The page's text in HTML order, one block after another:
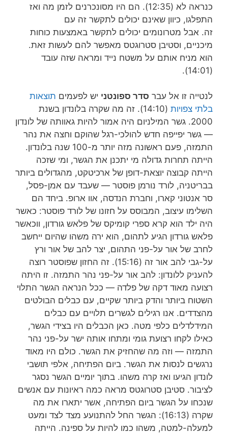
כנראה לא (12:35).
הם היו מסונכרנים לזמן מה ואז
התפלגו, כיוון שאינם יכולים לתקשר זה עם
זה. אבל מטרונומים יכולים לתקשר באמצעות כוחות
מיכניים, וסטיבן סטרוגטס מאפשר להם לעשות זאת.
הוא מניח אותם על משטח נייד ומראה שזה עובד
(14:01).
לנטייה זו אל עבר סדר ספונטני יש לפעמים תוצאות
בלתי צפויות (14:10). זה
מה שקרה בלונדון בשנת
2000. גשר המילניום היה אמור להיות גאוותה של לונדון
— גשר יפייפה חדש להולכי-רגל שהוקם וחצה את נהר
התמזה, פעם ראשונה מזה יותר מ-100 שנה בלונדון.
הייתה תחרות גדולה מי יתכנן את הגשר, ומי שזכה
הייתה קבוצה יוצאת-דופן של ארכיטקט, מהגדולים ביותר
בבריטניה, לורד נורמן פוסטר — שעבד עם אמן-פסל,
סר אנטוני קארו, וחברת הנדסה, אוו ארופ. ביחד הם
השלימו עיצוב, המבוסס על חזונו של לורד פוסטר: כאשר
היה ילד הוא קרא ספרי קומיקס של פלאש גורדון, ווכאשר
פלאש גורדון הגיע לתהום, הוא ירה משהו שהיום ייחשב
לחרב של אור על-פני התהום, יצר להב של אור ורץ
על-גבי להב אור זה (15:16).
זה החזון שפוסטר רוצה
להעניק ללונדון: להב אור על-פני נהר התמזה. זו היתה
רצועה מאוד דקה של פלדה — ככל הנראה הגשר התלוי
השטוח ביותר והדק ביותר שקיים, עם כבלים הבולטים
מהצדדים. אנו רגילים לגשרים תלויים עם כבלים
המידלדלים כלפי מטה. כאן הכבלים היו בצידי הגשר,
כאילו לקחו רצועת גומי ומתחו אותה ישר על-פני נהר
התמזה — וזה מה שהחזיק את הגשר. כולם היו מאוד
נרגשים לנסות את הגשר. ביום הפתיחה, אלפי תושבי
לונדון הגיעו ואז קרה משהו. בתוך יומיים הגשר נסגר
לציבור. סטיבן סטרוגטס מראה כמה ראיונות עם אנשים
שנכחו על הגשר ביום הפתיחה, אשר יתארו את מה
שקרה (16:13): הגשר החל
להתנועע מצד לצד ומעט
למעלה-למטה, משהו כמו להיות על ספינה. הייתה